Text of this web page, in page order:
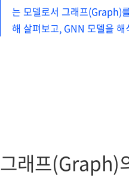
는 모델로서 그래프(Graph)
해 살펴보고, GNN 모델을
그래프(Graph)